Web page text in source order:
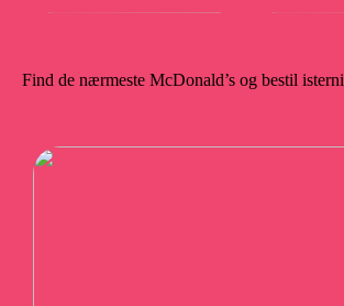
Find de nærmeste McDonald’s og bestil